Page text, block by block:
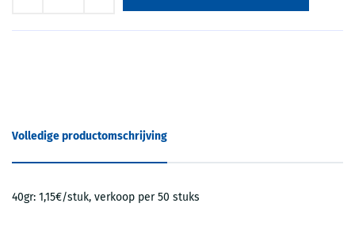
Volledige productomschrijving
40gr: 1,15€/stuk, verkoop per 50 stuks